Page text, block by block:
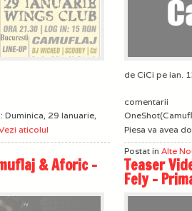
Duminica, 29 Ianuarie,
aticolul
de CiCi pe ian.
comentarii
Piesa va avea
Postat in Alte
& Aforic – Teaser
Fely –